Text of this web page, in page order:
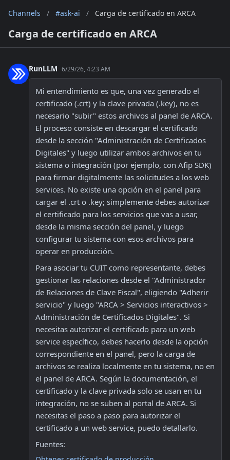
Channels / #ask-ai / Carga de certificado en ARCA
Carga de certificado en ARCA
RunLLM 6/29/26, 4:23 AM
Mi entendimiento es que, una vez generado el
certificado (.crt) y la clave privada (.key), no es
necesario "subir" estos archivos al panel de ARCA.
El proceso consiste en descargar el certificado
desde la sección "Administración de Certificados
Digitales" y luego utilizar ambos archivos en tu
sistema o integración (por ejemplo, con Afip SDK)
para firmar digitalmente las solicitudes a los web
services. No existe una opción en el panel para
cargar el .crt o .key; simplemente debes autorizar
el certificado para los servicios que vas a usar,
desde la misma sección del panel, y luego
configurar tu sistema con esos archivos para
operar en producción.
Para asociar tu CUIT como representante, debes
gestionar las relaciones desde el "Administrador
de Relaciones de Clave Fiscal", eligiendo "Adherir
servicio" y luego "ARCA > Servicios interactivos >
Administración de Certificados Digitales". Si
necesitas autorizar el certificado para un web
service específico, debes hacerlo desde la opción
correspondiente en el panel, pero la carga de
archivos se realiza localmente en tu sistema, no en
el panel de ARCA. Según la documentación, el
certificado y la clave privada solo se usan en tu
integración, no se suben al portal de ARCA. Si
necesitas el paso a paso para autorizar el
certificado a un web service, puedo detallarlo.
Fuentes: